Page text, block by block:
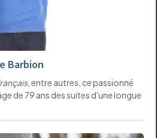
Barbion
, entre autres, ce passionné
de 79 ans des suites d'une longue